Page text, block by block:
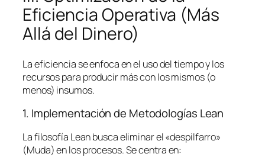
Eficiencia Operativa (Más
Allá del Dinero)
La eficiencia se enfoca en el uso del tiempo y los
recursos para producir más con los mismos (o
menos) insumos.
1. Implementación de Metodologías Lean
La filosofía Leanbusca eliminar el «despilfarro»
(Muda) en los procesos. Se centra en: